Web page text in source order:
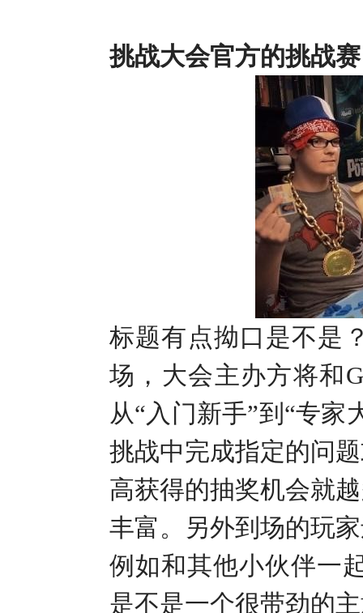
挑战大会官方的挑战赛
标题有点拗口是不是
场，大会主办方将和
从“入门新手”到“专
挑战中完成指定的问
高获得的抽奖机会就
丰富。另外到场的玩
例如和其他小伙伴一
是不是一个很带劲的